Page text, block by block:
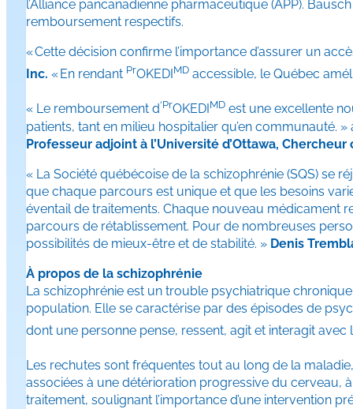
l’Alliance pancanadienne pharmaceutique (APP).
remboursement respectifs.
« Cette décision confirme l’importance d’assurer un
Inc. « En rendant PrOKEDI MDaccessible, le Québec
« Le remboursement d‘PrOKEDI MDest une excellente
patients, tant en milieu hospitalier qu’en communauté.
Professeur adjoint à l’Université d’Ottawa,
« La Société québécoise de la schizophrénie (SQS) se
que chaque parcours est unique et que les besoins
éventail de traitements. Chaque nouveau médicament
parcours de rétablissement. Pour de nombreuses
possibilités de mieux-être et de stabilité. » Denis
À propos de la schizophrénie
La schizophrénie est un trouble psychiatrique
population. Elle se caractérise par des épisodes de
dont une personne pense, ressent, agit et interagit
Les rechutes sont fréquentes tout au long de la
associées à une détérioration progressive du cerveau,
traitement, soulignant l’importance d’une intervention